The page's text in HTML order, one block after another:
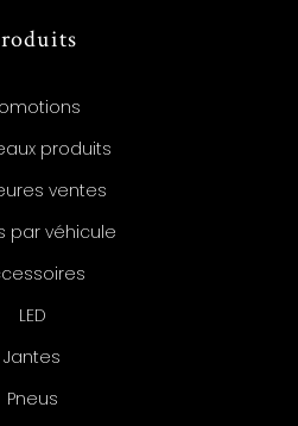
produits
ventes
par véhicule
LED
Jantes
Pneus